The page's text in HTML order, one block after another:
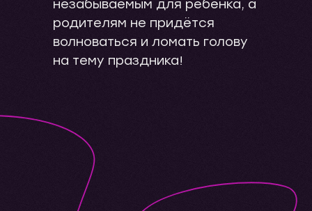
незабываемым для ребёнка, а
родителям не придётся
волноваться и ломать голову
на тему праздника!